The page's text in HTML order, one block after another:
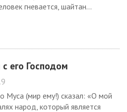
гневается, шайтан...
его Господом
(мир ему!) сказал: «О мой
народ, который является